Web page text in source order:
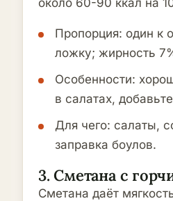
Пропорция: один к
ложку; жирность
Особенности:
в салатах,
Для чего: салаты,
заправка боулов.
3. Сметана с
Сметана даёт